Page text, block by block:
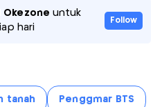
Okezone untuk
hari
Follow
tanah Penggmar BTS